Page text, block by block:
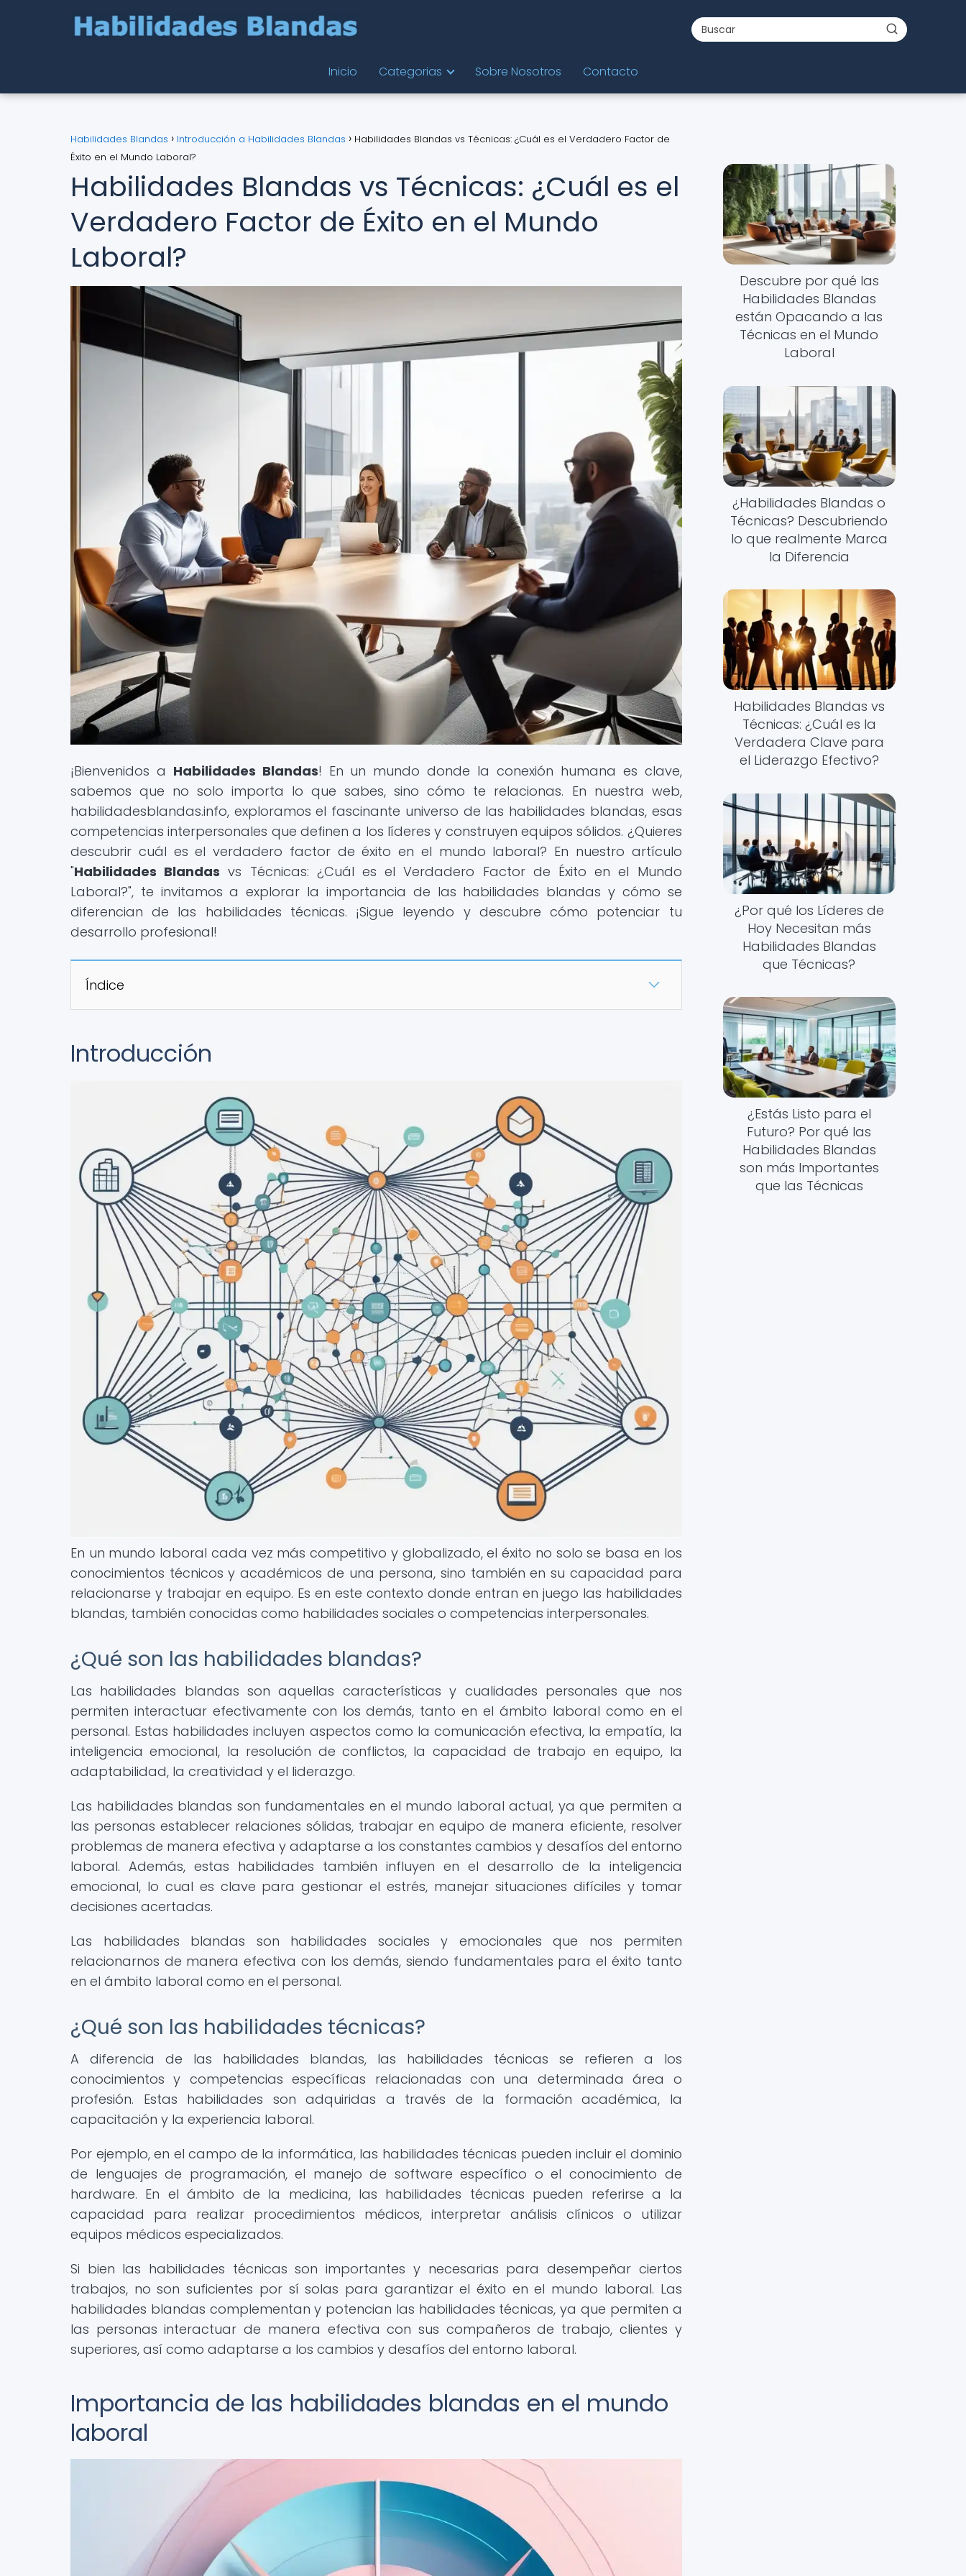
Inicio Categorias Sobre Nosotros Contacto
Habilidades Blandas Introducción a Habilidades Blandas
Habilidades Blandas vs Técnicas: ¿Cuál es el Verdadero Factor de
Éxito en el Mundo Laboral?
Habilidades Blandas vs Técnicas: ¿Cuál es el
Verdadero Factor de Éxito en el Mundo
Laboral?
¡Bienvenidos a Habilidades Blandas! En un mundo donde la conexión humana es clave,
sabemos que no solo importa lo que sabes, sino cómo te relacionas. En nuestra web,
habilidadesblandas.info, exploramos el fascinante universo de las habilidades blandas, esas
competencias interpersonales que definen a los líderes y construyen equipos sólidos. ¿Quieres
descubrir cuál es el verdadero factor de éxito en el mundo laboral? En nuestro artículo
"Habilidades Blandas vs Técnicas: ¿Cuál es el Verdadero Factor de Éxito en el Mundo
Laboral?", te invitamos a explorar la importancia de las habilidades blandas y cómo se
diferencian de las habilidades técnicas. ¡Sigue leyendo y descubre cómo potenciar tu
desarrollo profesional!
Índice
Introducción
En un mundo laboral cada vez más competitivo y globalizado, el éxito no solo se basa en los
conocimientos técnicos y académicos de una persona, sino también en su capacidad para
relacionarse y trabajar en equipo. Es en este contexto donde entran en juego las habilidades
blandas, también conocidas como habilidades sociales o competencias interpersonales.
¿Qué son las habilidades blandas?
Las habilidades blandas son aquellas características y cualidades personales que nos
permiten interactuar efectivamente con los demás, tanto en el ámbito laboral como en el
personal. Estas habilidades incluyen aspectos como la comunicación efectiva, la empatía, la
inteligencia emocional, la resolución de conflictos, la capacidad de trabajo en equipo, la
adaptabilidad, la creatividad y el liderazgo.
Las habilidades blandas son fundamentales en el mundo laboral actual, ya que permiten a
las personas establecer relaciones sólidas, trabajar en equipo de manera eficiente, resolver
problemas de manera efectiva y adaptarse a los constantes cambios y desafíos del entorno
laboral. Además, estas habilidades también influyen en el desarrollo de la inteligencia
emocional, lo cual es clave para gestionar el estrés, manejar situaciones difíciles y tomar
decisiones acertadas.
Las habilidades blandas son habilidades sociales y emocionales que nos permiten
relacionarnos de manera efectiva con los demás, siendo fundamentales para el éxito tanto
en el ámbito laboral como en el personal.
¿Qué son las habilidades técnicas?
A diferencia de las habilidades blandas, las habilidades técnicas se refieren a los
conocimientos y competencias específicas relacionadas con una determinada área o
profesión. Estas habilidades son adquiridas a través de la formación académica, la
capacitación y la experiencia laboral.
Por ejemplo, en el campo de la informática, las habilidades técnicas pueden incluir el dominio
de lenguajes de programación, el manejo de software específico o el conocimiento de
hardware. En el ámbito de la medicina, las habilidades técnicas pueden referirse a la
capacidad para realizar procedimientos médicos, interpretar análisis clínicos o utilizar
equipos médicos especializados.
Si bien las habilidades técnicas son importantes y necesarias para desempeñar ciertos
trabajos, no son suficientes por sí solas para garantizar el éxito en el mundo laboral. Las
habilidades blandas complementan y potencian las habilidades técnicas, ya que permiten a
las personas interactuar de manera efectiva con sus compañeros de trabajo, clientes y
superiores, así como adaptarse a los cambios y desafíos del entorno laboral.
Importancia de las habilidades blandas en el mundo
laboral
Descubre por qué las
Habilidades Blandas
están Opacando a las
Técnicas en el Mundo
Laboral
¿Habilidades Blandas o
Técnicas? Descubriendo
lo que realmente Marca
la Diferencia
Habilidades Blandas vs
Técnicas: ¿Cuál es la
Verdadera Clave para
el Liderazgo Efectivo?
¿Por qué los Líderes de
Hoy Necesitan más
Habilidades Blandas
que Técnicas?
¿Estás Listo para el
Futuro? Por qué las
Habilidades Blandas
son más Importantes
que las Técnicas